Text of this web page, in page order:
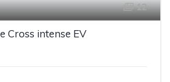
12
Cross intense EV